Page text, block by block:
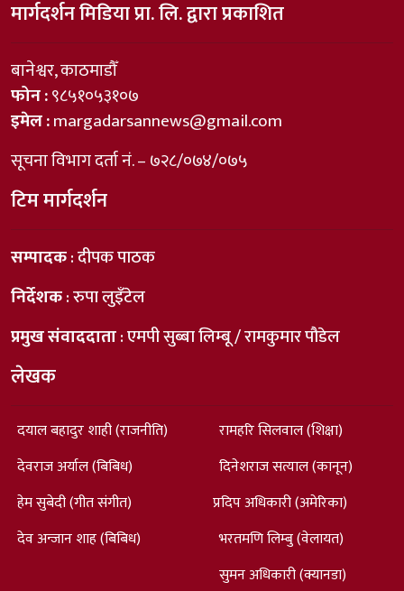
मार्गदर्शन मिडिया प्रा. लि. द्वारा प्रकाशित
बानेश्वर, काठमाडौँ
फोन :९८५१०५३१०७
इमेल :margadarsannews@gmail.com
सूचना विभाग दर्ता नं. – ७२८/०७४/०७५
टिम मार्गदर्शन
सम्पादक: दीपक पाठक
निर्देशक: रुपा लुइँटेल
प्रमुख संवाददाता: एमपी सुब्बा लिम्बू / रामकुमार पौडेल
लेखक
दयाल बहादुर शाही (राजनीति)
देवराज अर्याल (बिबिध)
हेम सुबेदी (गीत संगीत)
देव अन्जान शाह (बिबिध)
रामहरि सिलवाल (शिक्षा)
दिनेशराज सत्याल (कानून)
प्रदिप अधिकारी (अमेरिका)
भरतमणि लिम्बु (वेलायत)
सुमन अधिकारी (क्यानडा)